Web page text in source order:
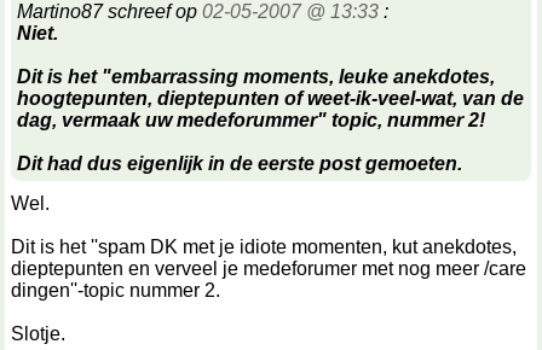
Martino87 schreef op 02-05-2007 @ 13:33 :
Niet.
Dit is het "embarrassing moments, leuke anekdotes,
hoogtepunten, dieptepunten of weet-ik-veel-wat, van de
dag, vermaak uw medeforummer" topic, nummer 2!
Dit had dus eigenlijk in de eerste post gemoeten.
Wel.
Dit is het ''spam DK met je idiote momenten, kut anekdotes,
dieptepunten en verveel je medeforumer met nog meer /care
dingen''-topic nummer 2.
Slotje.